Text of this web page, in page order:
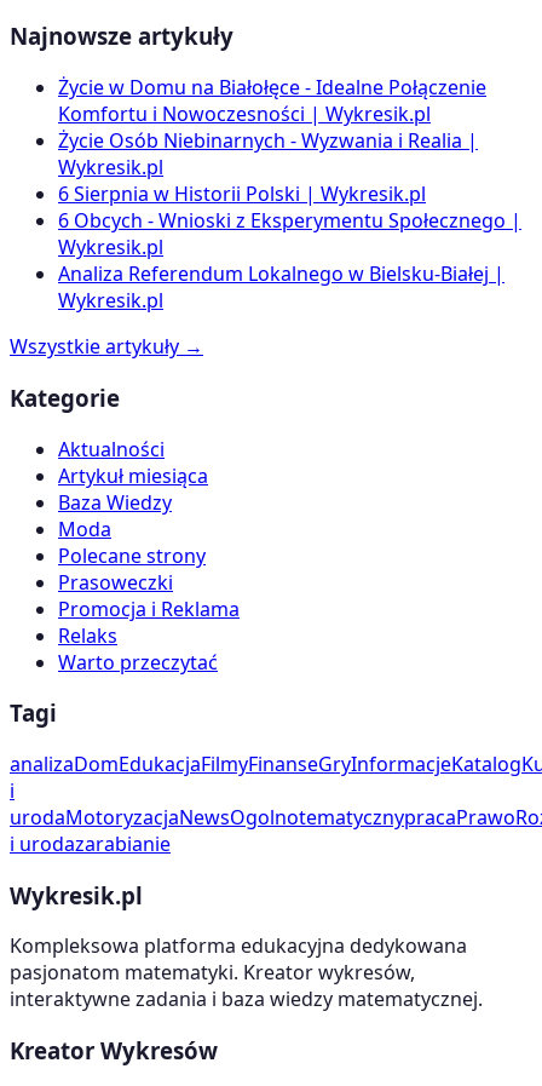
Najnowsze artykuły
Życie w Domu na Białołęce - Idealne Połączenie
Komfortu i Nowoczesności | Wykresik.pl
Życie Osób Niebinarnych - Wyzwania i Realia |
Wykresik.pl
6 Sierpnia w Historii Polski | Wykresik.pl
6 Obcych - Wnioski z Eksperymentu Społecznego |
Wykresik.pl
Analiza Referendum Lokalnego w Bielsku-Białej |
Wykresik.pl
Wszystkie artykuły →
Kategorie
Aktualności
Artykuł miesiąca
Baza Wiedzy
Moda
Polecane strony
Prasoweczki
Promocja i Reklama
Relaks
Warto przeczytać
Tagi
analizaDomEdukacjaFilmyFinanseGryInformacjeKatalog
i
urodaMotoryzacjaNewsOgolnotematycznypracaPrawo
i urodazarabianie
Wykresik.pl
Kompleksowa platforma edukacyjna dedykowana
pasjonatom matematyki. Kreator wykresów,
interaktywne zadania i baza wiedzy matematycznej.
Kreator Wykresów